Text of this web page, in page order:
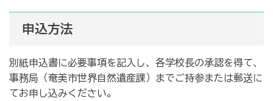
申込方法
別紙申込書に必要事項を記入し、各学校長の承認を得て、
事務局（奄美市世界自然遺産課）までご持参または郵送に
てお申し込みください。